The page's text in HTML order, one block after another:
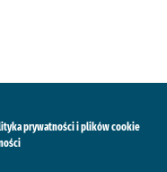
prywatności i plików cookie